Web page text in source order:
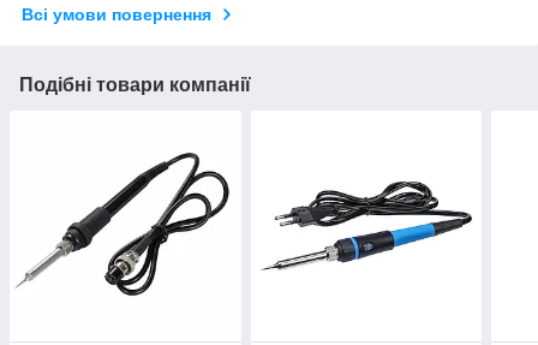
Всі умови повернення
Подібні товари компанії